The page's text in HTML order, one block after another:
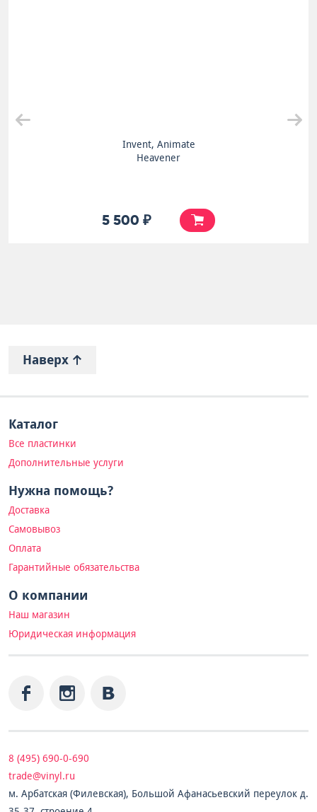
Invent, Animate
Heavener
5 500 ₽
Наверх
Каталог
Все пластинки
Дополнительные услуги
Нужна помощь?
Доставка
Самовывоз
Оплата
Гарантийные обязательства
О компании
Наш магазин
Юридическая информация
8 (495) 690-0-690
trade@vinyl.ru
м. Арбатская (Филевская), Большой Афанасьевский переулок д.